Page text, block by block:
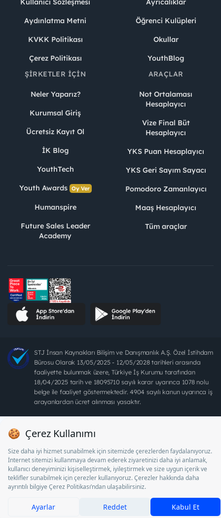
Kullanıcı Sözleşmesi
Aydınlatma Metni
KVKK Politikası
Çerez Politikası
Ayrıcalıklar
Öğrenci Kulüpleri
Okullar
YouthBlog
ŞIRKETLER İÇIN
Neler Yaparız?
Kurumsal Giriş
Ücretsiz Kayıt Ol
İK Blog
YouthTech
Youth Awards Oy Ver
Humanspire
Future Sales Leader
Academy
ARAÇLAR
Not Ortalaması
Hesaplayıcı
Vize Final Büt
Hesaplayıcı
YKS Puan Hesaplayıcı
YKS Geri Sayım Sayacı
Pomodoro Zamanlayıcı
Maaş Hesaplayıcı
Tüm araçlar
STJ İnsan Kaynakları Bilişim ve Danışmanlık A.Ş. Özel İstihdam
Bürosu Olarak 13/05/2025 - 12/05/2028 tarihleri arasında
faaliyette bulunmak üzere, Türkiye İş Kurumu tarafından
18/04/2025 tarih ve 18095710 sayılı karar uyarınca 1078 nolu
belge ile faaliyet göstermektedir. 4904 sayılı kanun uyarınca iş
arayanlardan ücret alınması yasaktır.